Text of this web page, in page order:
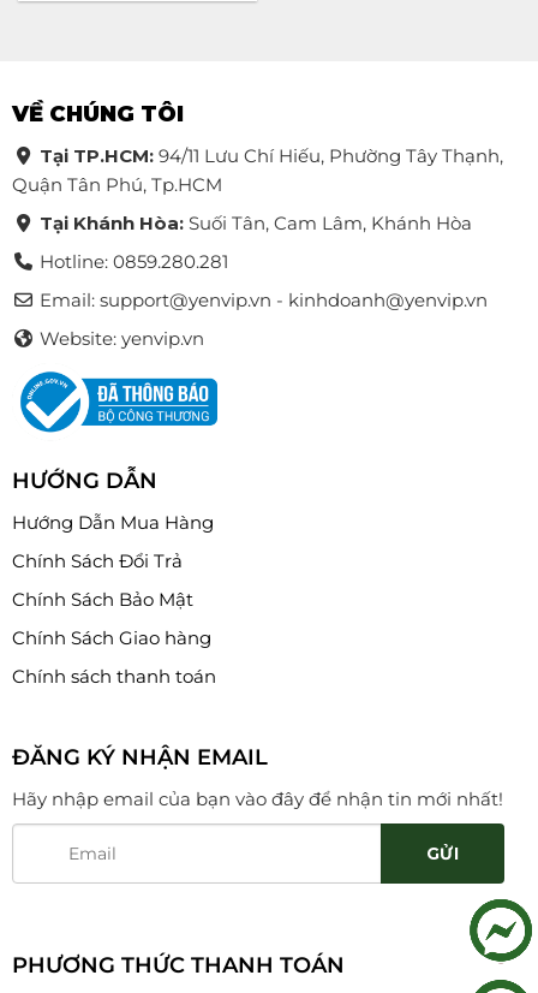
VỀ CHÚNG TÔI
Tại TP.HCM:94/11 Lưu Chí Hiếu, Phường Tây Thạnh,
Quận Tân Phú, Tp.HCM
Tại Khánh Hòa:Suối Tân, Cam Lâm, Khánh Hòa
Hotline: 0859.280.281
Email: support@yenvip.vn - kinhdoanh@yenvip.vn
Website: yenvip.vn
HƯỚNG DẪN
Hướng Dẫn Mua Hàng
Chính Sách Đổi Trả
Chính Sách Bảo Mật
Chính Sách Giao hàng
Chính sách thanh toán
ĐĂNG KÝ NHẬN EMAIL
Hãy nhập email của bạn vào đây để nhận tin mới nhất!
PHƯƠNG THỨC THANH TOÁN